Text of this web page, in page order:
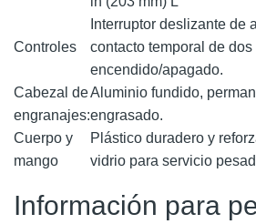
Controles
Interruptor deslizante de
contacto temporal de
encendido/apagado.
Cabezal de
engranajes:
Aluminio fundido,
engrasado.
Cuerpo y
mango
Plástico duradero y
vidrio para servicio
Información para